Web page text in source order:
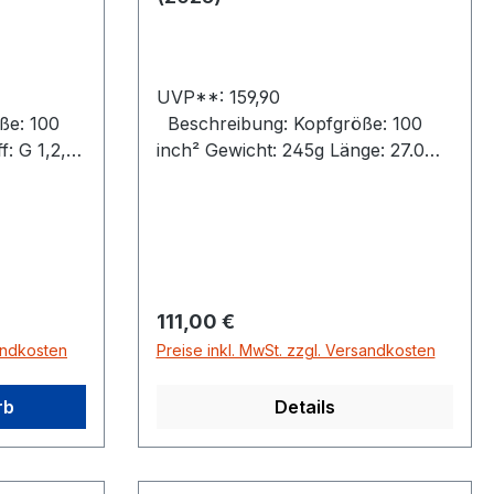
100
G 1,2,3
Made
UVP**: 159,90
Beschreibung: Kopfgröße: 100
inch² Gewicht: 245g Länge: 27.0
Regulärer Preis:
111,00 €
Preise inkl. MwSt. zzgl. Versandkosten
Details